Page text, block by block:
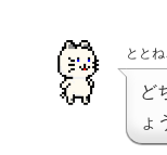
ととね
ど
ょ